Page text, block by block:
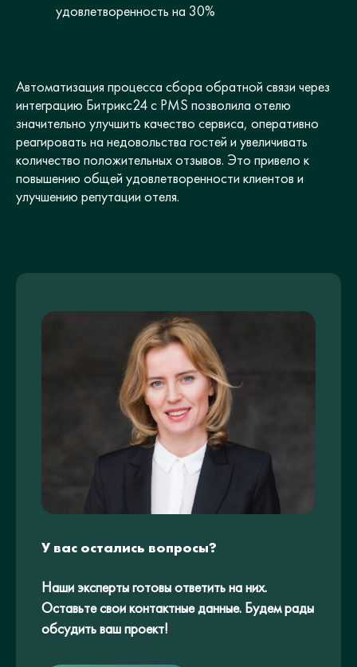
удовлетворенность на 30%
Автоматизация процесса сбора обратной связи через
интеграцию Битрикс24 с PMS позволила отелю
значительно улучшить качество сервиса, оперативно
реагировать на недовольства гостей и увеличивать
количество положительных отзывов. Это привело к
повышению общей удовлетворенности клиентов и
улучшению репутации отеля.
У вас остались вопросы?
Наши эксперты готовы ответить на них.
Оставьте свои контактные данные. Будем рады
обсудить ваш проект!